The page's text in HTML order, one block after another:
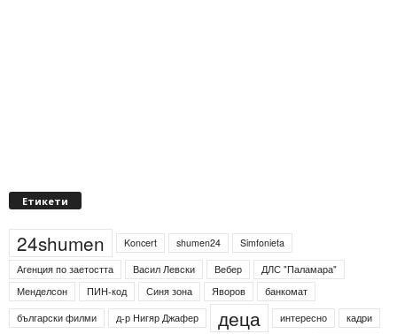
Етикети
24shumen Koncert shumen24
Simfonieta
Агенция по заетостта
Васил Левски Вебер
ДЛС "Паламара"
Менделсон
ПИН-код Синя зона Яворов
банкомат
български филми
д-р Нигяр Джафер деца интересно кадри